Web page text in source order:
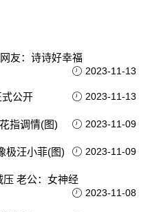
友：诗诗好幸福
2023-11-13
公开 2023-11-13
指调情(图) 2023-11-09
极汪小菲(图) 2023-11-09
压 老公：女神经
2023-11-08